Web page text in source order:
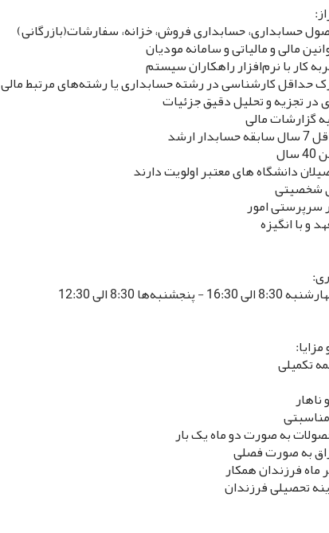
حسابداری، حسابداری فروش، خزانه، سفارشات(بازرگانی)
مالی و مالیاتی و سامانه مودیان
کار با نرم‌افزار راهکاران سیستم
حداقل کارشناسی در رشته حسابداری یا رشته‌های مرتبط مالی
در تجزیه و تحلیل دقیق جزئیات
گزارشات مالی
ارشد
دانشگاه های معتبر اولویت دارند
شخصیتی
سرپرستی امور
و با انگیزه
8:30 الی 12:30
تکمیلی
ناهار
به صورت دو ماه یک بار
به صورت فصلی
ماه فرزندان همکار
تحصیلی فرزندان